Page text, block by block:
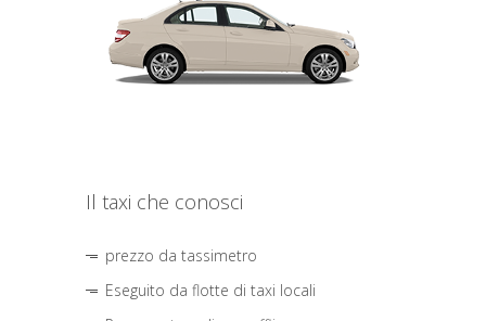
Il taxi che conosci
prezzo da tassimetro
Eseguito da flotte di taxi locali